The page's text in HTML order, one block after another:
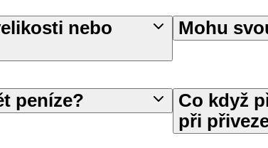
nebo
Mohu
peníze?
Co když
při